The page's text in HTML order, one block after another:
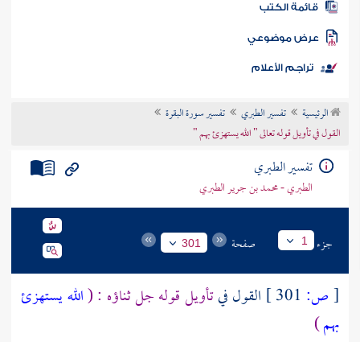
المكتبة
الكتب
موضوعي
تراجم الأعلام
الرئيسية تفسير الطبري
تفسير سورة البقرة
القول في تأويل قوله تعالى " الله يستهزئ بهم "
تفسير الطبري
الطبري - محمد بن جرير الطبري
جزء 1 صفحة 301
[ص: القول فيتأويل قوله جل ثناؤه : (الله يستهزئ
بهم)